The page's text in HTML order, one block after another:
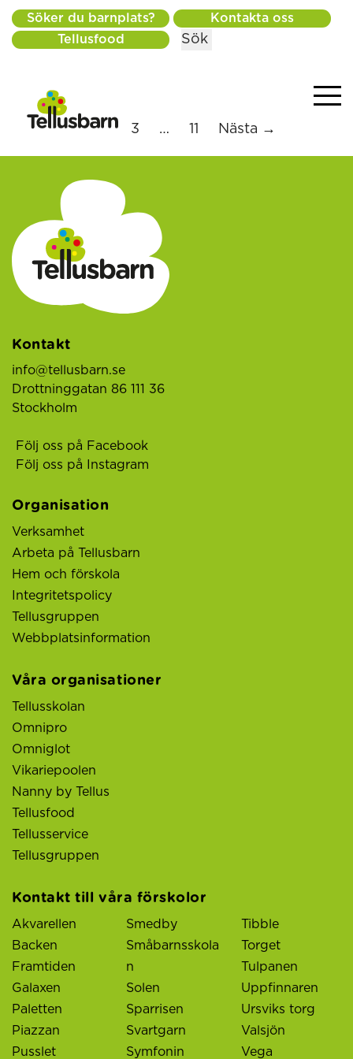
Söker du barnplats?
Kontakta oss
Tellusfood
Sök
1 2 3 … 11 Nästa →
Kontakt
info@tellusbarn.se
Drottninggatan 86 111 36
Stockholm
Följ oss på Facebook
Följ oss på Instagram
Organisation
Verksamhet
Arbeta på Tellusbarn
Hem och förskola
Integritetspolicy
Tellusgruppen
Webbplatsinformation
Våra organisationer
Tellusskolan
Omnipro
Omniglot
Vikariepoolen
Nanny by Tellus
Tellusfood
Tellusservice
Tellusgruppen
Kontakt till våra förskolor
Akvarellen
Backen
Framtiden
Galaxen
Paletten
Piazzan
Pusslet
Smedby
Småbarnsskola
n
Solen
Sparrisen
Svartgarn
Symfonin
Tibble
Torget
Tulpanen
Uppfinnaren
Ursviks torg
Valsjön
Vega